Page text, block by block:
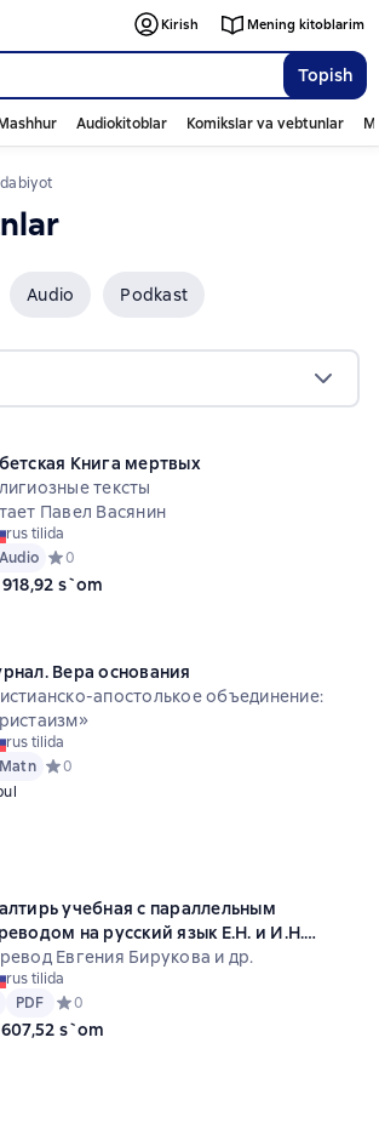
Topish
Kirish Mening kitoblarim
Audiokitoblar Komikslar va vebtunlar
Audio Podkast
Книга мертвых
тексты
Павел Васянин
rus tilida
Audio Средний рейтинг 0 на основе 0 оценок
0
s`om
Вера основания
апостолькое объединение:
rus tilida
Matn Средний рейтинг 0 на основе 0 оценок
0
учебная с параллельным
на русский язык Е.Н. и И.Н.
Евгения Бирукова и др.
rus tilida
PDF
PDF Средний рейтинг 0 на основе 0 оценок
0
s`om